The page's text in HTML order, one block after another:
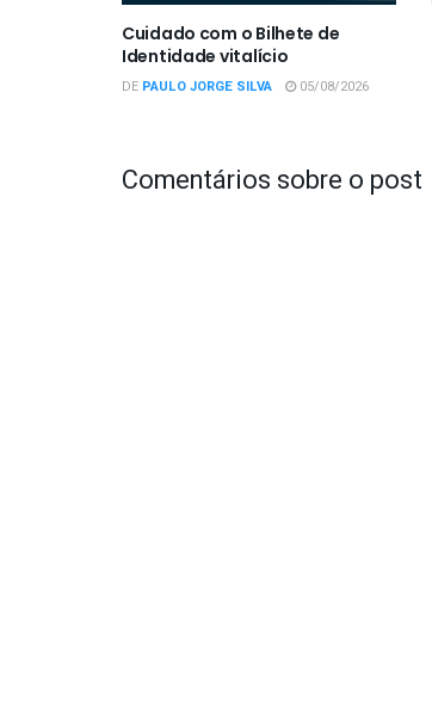
Cuidado com o Bilhete de
Identidade vitalício
DE PAULO JORGE SILVA 05/08/2026
Comentários sobre o post